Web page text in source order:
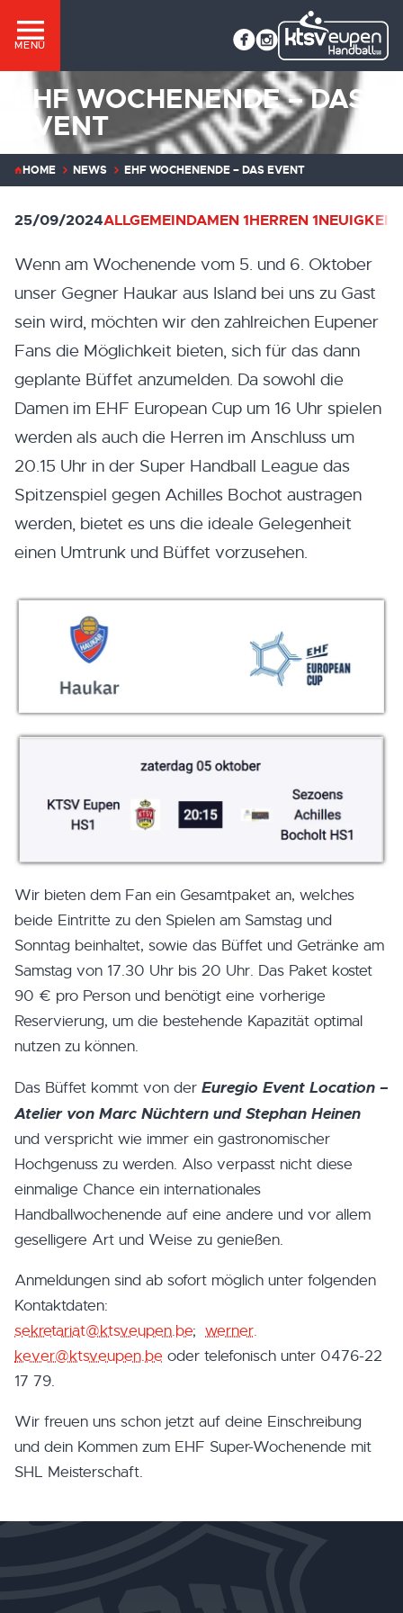
MENÜ
EHF WOCHENENDE – DAS
EVENT
HOME NEWS EHF WOCHENENDE – DAS EVENT
25/09/2024ALLGEMEINDAMEN 1HERREN 1
Wenn am Wochenende vom 5. und 6. Oktober
unser Gegner Haukar aus Island bei uns zu Gast
sein wird, möchten wir den zahlreichen Eupener
Fans die Möglichkeit bieten, sich für das dann
geplante Büffet anzumelden. Da sowohl die
Damen im EHF European Cup um 16 Uhr spielen
werden als auch die Herren im Anschluss um
20.15 Uhr in der Super Handball League das
Spitzenspiel gegen Achilles Bochot austragen
werden, bietet es uns die ideale Gelegenheit
einen Umtrunk und Büffet vorzusehen.
Wir bieten dem Fan ein Gesamtpaket an, welches
beide Eintritte zu den Spielen am Samstag und
Sonntag beinhaltet, sowie das Büffet und Getränke am
Samstag von 17.30 Uhr bis 20 Uhr. Das Paket kostet
90 € pro Person und benötigt eine vorherige
Reservierung, um die bestehende Kapazität optimal
nutzen zu können.
Das Büffet kommt von der Euregio Event Location –
Atelier von Marc Nüchtern und Stephan Heinen
und verspricht wie immer ein gastronomischer
Hochgenuss zu werden. Also verpasst nicht diese
einmalige Chance ein internationales
Handballwochenende auf eine andere und vor allem
geselligere Art und Weise zu genießen.
Anmeldungen sind ab sofort möglich unter folgenden
Kontaktdaten:
sekretariat@ktsveupen.be; werner.
kever@ktsveupen.be oder telefonisch unter 0476-22
17 79.
Wir freuen uns schon jetzt auf deine Einschreibung
und dein Kommen zum EHF Super-Wochenende mit
SHL Meisterschaft.